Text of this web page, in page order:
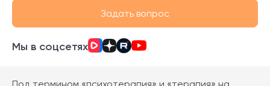
Задать вопрос
Мы в соцсетях